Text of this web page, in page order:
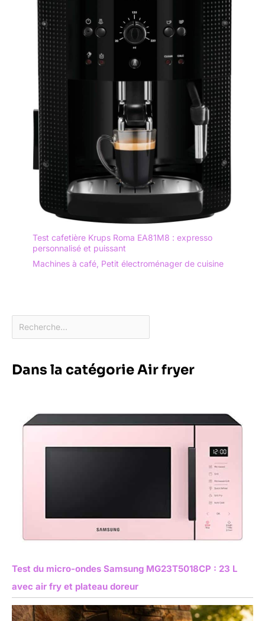
Test cafetière Krups Roma EA81M8 : expresso
personnalisé et puissant
Machines à café Petit électroménager de cuisine
Dans la catégorie Air fryer
Test du micro-ondes Samsung MG23T5018CP : 23 L
avec air fry et plateau doreur